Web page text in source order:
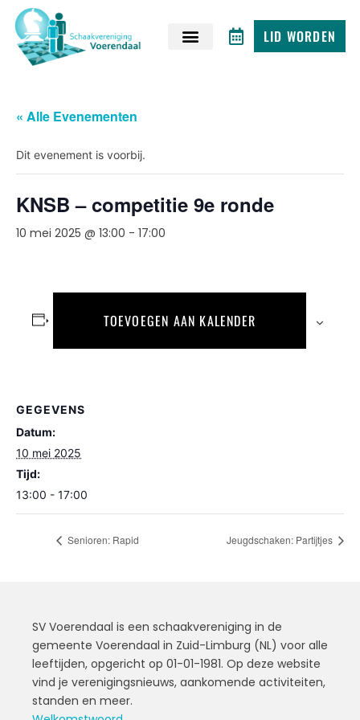
LID WORDEN
« Alle Evenementen
Dit evenement is voorbij.
KNSB – competitie 9e ronde
10 mei 2025 @ 13:00 - 17:00
TOEVOEGEN AAN KALENDER
GEGEVENS
Datum:
10 mei 2025
Tijd:
13:00 - 17:00
Senioren: Rapid Jeugdschaken: Partijtjes
SV Voerendaal is een schaakvereniging in de
gemeente Voerendaal in Zuid-Limburg (NL) voor alle
leeftijden, opgericht op 01-01-1981. Op deze website
vind je verenigingsnieuws, aankomende activiteiten,
standen en meer.